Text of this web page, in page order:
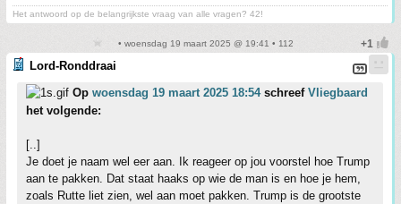
Het antwoord op de belangrijkste vraag van alle vragen? 42!
• woensdag 19 maart 2025 @ 19:41 • 112
Lord-Ronddraai
Op woensdag 19 maart 2025 18:54schreef Vliegbaard
het volgende:
[..]
Je doet je naam wel eer aan. Ik reageer op jou voorstel hoe Trump
aan te pakken. Dat staat haaks op wie de man is en hoe je hem,
zoals Rutte liet zien, wel aan moet pakken. Trump is de grootste